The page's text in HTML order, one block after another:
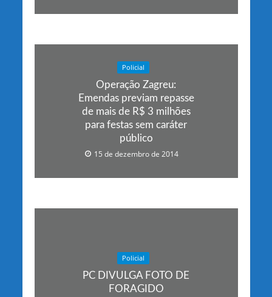
Policial
Operação Zagreu:
Emendas previam repasse
de mais de R$ 3 milhões
para festas sem caráter
público
15 de dezembro de 2014
Policial
PC DIVULGA FOTO DE
FORAGIDO